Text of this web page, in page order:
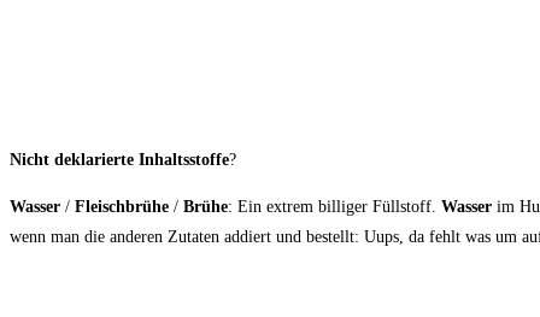
Nicht deklarierte Inhaltsstoffe?
Wasser / Fleischbrühe / Brühe: Ein extrem billiger Füllstoff. Wasser im
wenn man die anderen Zutaten addiert und bestellt: Uups, da fehlt was um